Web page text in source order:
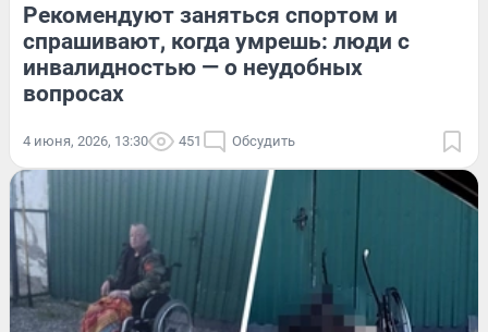
Рекомендуют заняться спортом и
спрашивают, когда умрешь: люди с
инвалидностью — о неудобных
вопросах
4 июня, 2026, 13:30 451 Обсудить